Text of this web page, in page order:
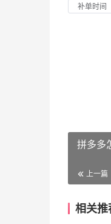
补单时间
拼多多
上一篇
相关推